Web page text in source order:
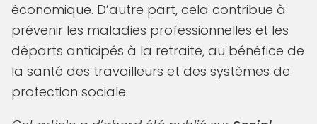
économique. D’autre part, cela contribue à
prévenir les maladies professionnelles et les
départs anticipés à la retraite, au bénéfice de
la santé des travailleurs et des systèmes de
protection sociale.